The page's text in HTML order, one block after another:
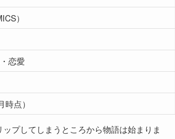
）
恋愛
点）
プしてしまうところから物語は始まりま